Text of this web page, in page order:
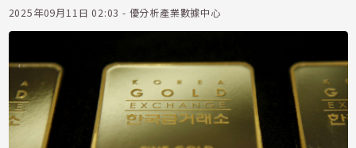
2025年09月11日 02:03 - 優分析產業數據中心